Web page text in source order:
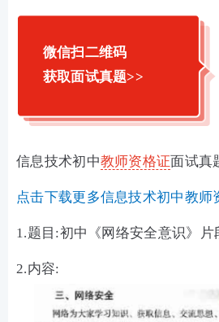
微信扫二维码
获取面试真题>>
信息技术初中教师资格证面试真
点击下载更多信息技术初中教师
1.题目:初中《网络安全意识》片
2.内容: